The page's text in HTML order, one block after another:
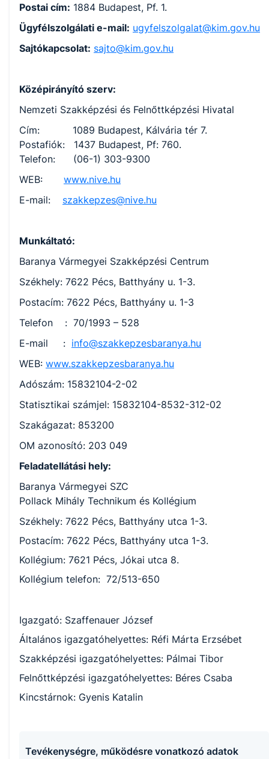
Postai cím: 1884 Budapest, Pf. 1.
Ügyfélszolgálati e-mail: ugyfelszolgalat@kim.gov.hu
Sajtókapcsolat: sajto@kim.gov.hu
Középirányító szerv:
Nemzeti Szakképzési és Felnőttképzési Hivatal
Cím: 1089 Budapest, Kálvária tér 7.
Postafiók: 1437 Budapest, Pf: 760.
Telefon: (06-1) 303-9300
WEB: www.nive.hu
E-mail: szakkepzes@nive.hu
Munkáltató:
Baranya Vármegyei Szakképzési Centrum
Székhely: 7622 Pécs, Batthyány u. 1-3.
Postacím: 7622 Pécs, Batthyány u. 1-3
Telefon : 70/1993 – 528
E-mail : info@szakkepzesbaranya.hu
WEB: www.szakkepzesbaranya.hu
Adószám: 15832104-2-02
Statisztikai számjel: 15832104-8532-312-02
Szakágazat: 853200
OM azonosító: 203 049
Feladatellátási hely:
Baranya Vármegyei SZC
Pollack Mihály Technikum és Kollégium
Székhely: 7622 Pécs, Batthyány utca 1-3.
Postacím: 7622 Pécs, Batthyány utca 1-3.
Kollégium: 7621 Pécs, Jókai utca 8.
Kollégium telefon: 72/513-650
Igazgató: Szaffenauer József
Általános igazgatóhelyettes: Réfi Márta Erzsébet
Szakképzési igazgatóhelyettes: Pálmai Tibor
Felnőttképzési igazgatóhelyettes: Béres Csaba
Kincstárnok: Gyenis Katalin
Tevékenységre, működésre vonatkozó adatok